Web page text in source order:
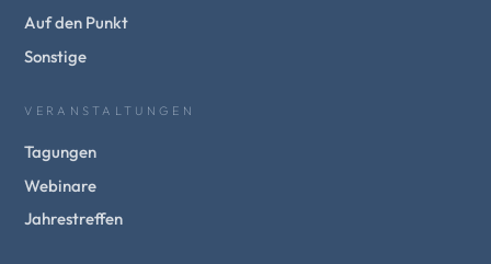
Auf den Punkt
Sonstige
VERANSTALTUNGEN
Tagungen
Webinare
Jahrestreffen